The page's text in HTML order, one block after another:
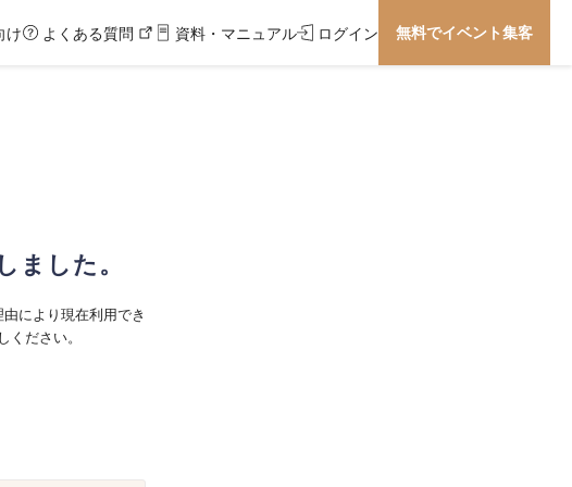
け よくある質問 資料・マニュアル ログイン 無料でイベント集客
ました。
により現在利用でき
ださい。